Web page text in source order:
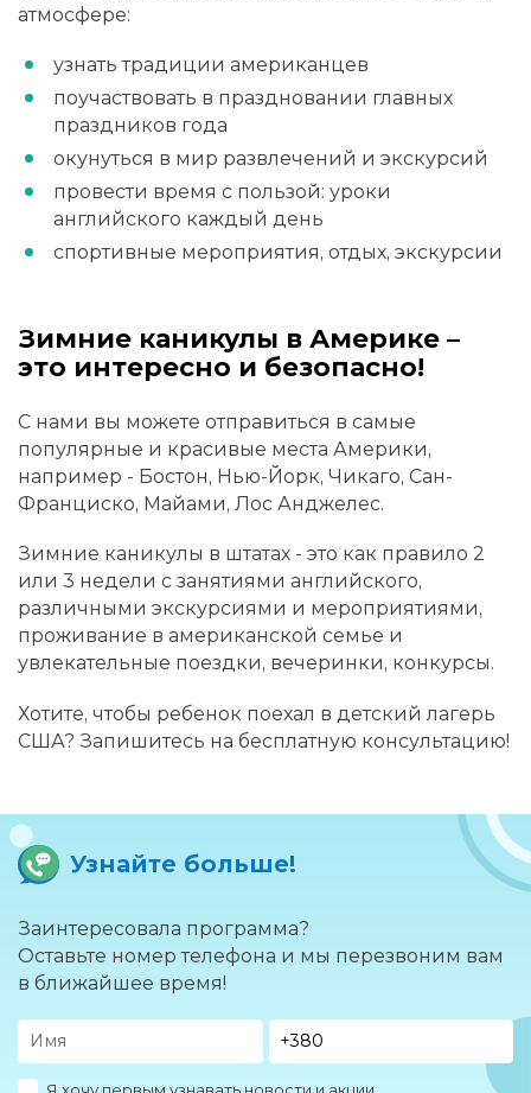
атмосфере:
узнать традиции американцев
поучаствовать в праздновании главных
праздников года
окунуться в мир развлечений и экскурсий
провести время с пользой: уроки
английского каждый день
спортивные мероприятия, отдых, экскурсии
Зимние каникулы в Америке –
это интересно и безопасно!
С нами вы можете отправиться в самые
популярные и красивые места Америки,
например - Бостон, Нью-Йорк, Чикаго, Сан-
Франциско, Майами, Лос Анджелес.
Зимние каникулы в штатах - это как правило 2
или 3 недели с занятиями английского,
различными экскурсиями и мероприятиями,
проживание в американской семье и
увлекательные поездки, вечеринки, конкурсы.
Хотите, чтобы ребенок поехал в детский лагерь
США? Запишитесь на бесплатную консультацию!
Узнайте больше!
Заинтересовала программа?
Оставьте номер телефона и мы перезвоним вам
в ближайшее время!
Я хочу первым узнавать новости и акции